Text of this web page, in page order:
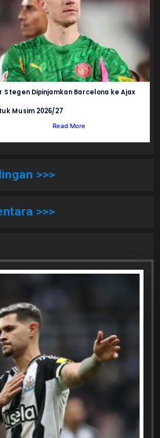
Stegen Dipinjamkan Barcelona ke Ajax
Musim 2026/27
Read More
>>>
>>>